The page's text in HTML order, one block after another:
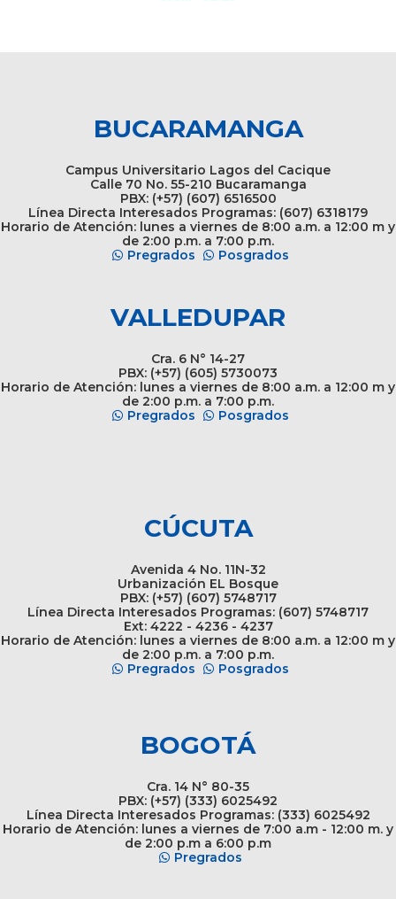
BUCARAMANGA
Campus Universitario Lagos del Cacique
Calle 70 No. 55-210 Bucaramanga
PBX: (+57) (607) 6516500
Línea Directa Interesados Programas: (607) 6318179
Horario de Atención: lunes a viernes de 8:00 a.m. a 12:00 m y
de 2:00 p.m. a 7:00 p.m.
Pregrados
Posgrados
VALLEDUPAR
Cra. 6 N° 14-27
PBX: (+57) (605) 5730073
Horario de Atención: lunes a viernes de 8:00 a.m. a 12:00 m y
de 2:00 p.m. a 7:00 p.m.
Pregrados
Posgrados
CÚCUTA
Avenida 4 No. 11N-32
Urbanización EL Bosque
PBX: (+57) (607) 5748717
Línea Directa Interesados Programas: (607) 5748717
Ext: 4222 - 4236 - 4237
Horario de Atención: lunes a viernes de 8:00 a.m. a 12:00 m y
de 2:00 p.m. a 7:00 p.m.
Pregrados
Posgrados
BOGOTÁ
Cra. 14 N° 80-35
PBX: (+57) (333) 6025492
Línea Directa Interesados Programas: (333) 6025492
Horario de Atención: lunes a viernes de 7:00 a.m - 12:00 m. y
de 2:00 p.m a 6:00 p.m
Pregrados